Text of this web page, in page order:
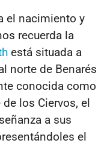
el nacimiento y
recuerda la
está situada a
norte de Benarés
conocida como
los Ciervos, el
a sus
el